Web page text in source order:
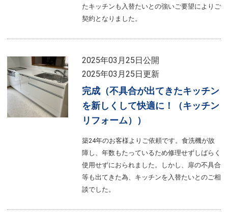
たキッチンも入替たいとの強いご要望によりご
契約となりました。
2025年03月25日公開
2025年03月25日更新
完成（不具合が出てきたキッチン
を新しくして快適に！（キッチン
リフォーム））
築24年のお客様よりご依頼です。食洗機が故
障し、年数もたっているため修理せずしばらく
使用せずにおられました。しかし、扉の不具合
等も出てきた為、キッチンを入替たいとのご相
談でした。